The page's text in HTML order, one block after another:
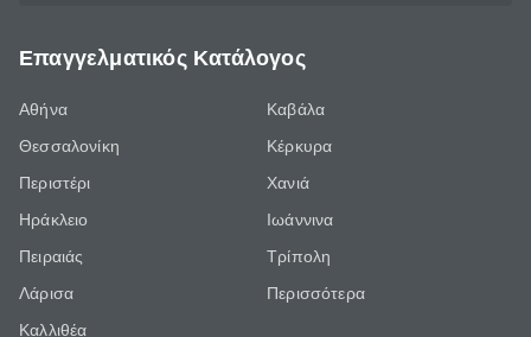
Επαγγελματικός Κατάλογος
Αθήνα
Θεσσαλονίκη
Περιστέρι
Ηράκλειο
Πειραιάς
Λάρισα
Καλλιθέα
Καβάλα
Κέρκυρα
Χανιά
Ιωάννινα
Τρίπολη
Περισσότερα